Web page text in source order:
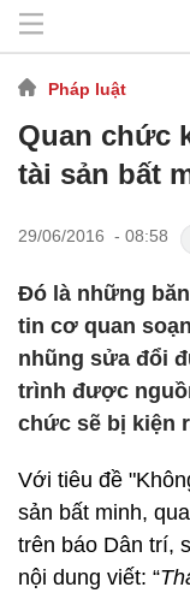
Pháp luật
Quan chức
tài sản bất
29/06/2016 - 08:58
Đó là những
tin cơ quan
nhũng sửa đổi
trình được
chức sẽ bị kiện
Với tiêu đề
sản bất minh,
trên báo Dân trí,
nội dung viết: “